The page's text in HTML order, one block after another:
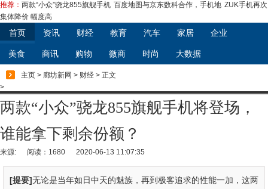
推荐： 两款“小众”骁龙855旗舰手机 百度地图与京东数科合作，手机地 ZUK手机再次
集体降价 幅度高
首页 资讯 财经 教育 汽车 家居 企业
美食 商讯 购物 微商 时尚 大数据
主页 > 廊坊新网 > 财经 > 正文
>
两款“小众”骁龙855旗舰手机将登场，
谁能拿下剩余份额？
来源: 阅读：1680 2020-06-13 11:07:35
[提要]无论是当年如日中天的魅族，再到极客追求的性能一加，这两